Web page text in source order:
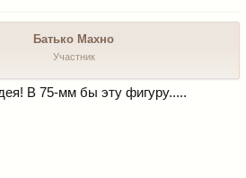
Батько Махно
Участник
В 75-мм бы эту фигуру.....